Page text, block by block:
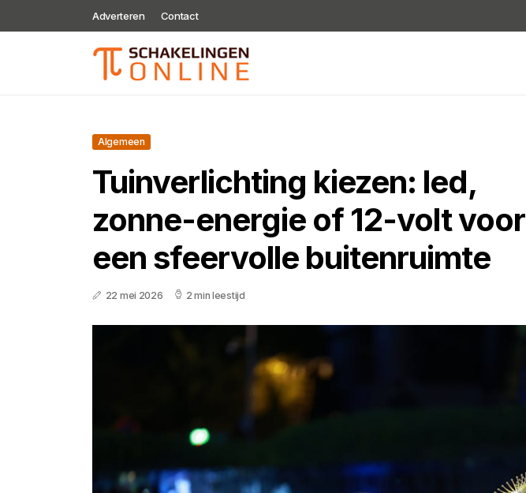
Adverteren Contact
Algemeen
Tuinverlichting kiezen: led,
zonne-energie of 12-volt voor
een sfeervolle buitenruimte
22 mei 2026 2 min leestijd